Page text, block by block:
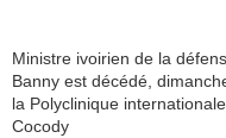
Ministre ivoirien de la
Banny est décédé,
la Polyclinique
Cocody